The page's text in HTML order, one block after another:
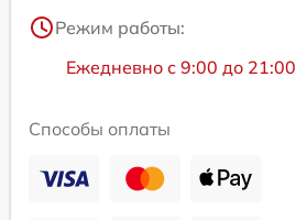
Режим работы:
Ежедневно с 9:00 до 21:00
Способы оплаты